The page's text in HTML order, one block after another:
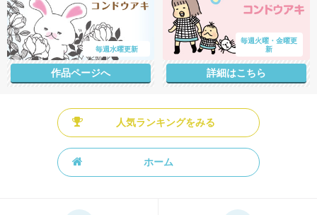
毎週水曜更新
作品ページへ
毎週火曜・金曜更
新
詳細はこちら
人気ランキングをみる
ホーム